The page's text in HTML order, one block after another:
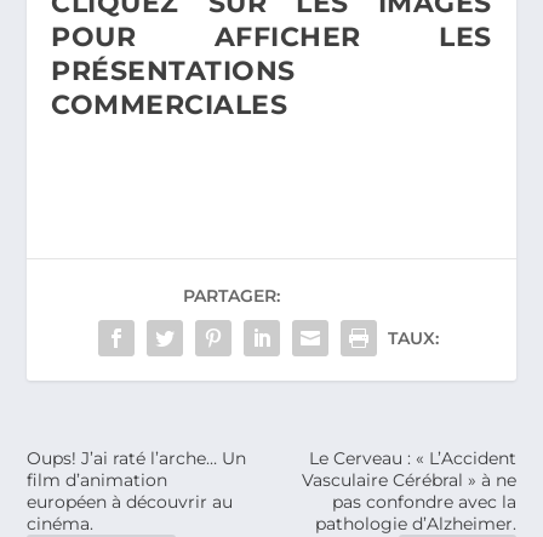
POUR AFFICHER LES
PRÉSENTATIONS
COMMERCIALES
PARTAGER:
TAUX:
Oups! J’ai raté l’arche… Un
film d’animation
européen à découvrir au
cinéma.
Le Cerveau : « L’Accident
Vasculaire Cérébral » à ne
pas confondre avec la
pathologie d’Alzheimer.